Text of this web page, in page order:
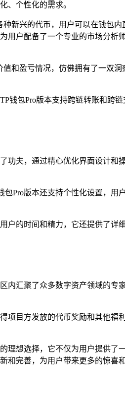
、个性化的需求。
新兴的代币，用户可以在钱包
用户配备了一个专业的市场分析
和盈亏情况，仿佛拥有了一双洞
钱包Pro版本支持跨链转账和跨
功夫，通过精心优化界面设计和
Pro版本还支持个性化设置，用
户的时间和精力，它还提供了详
内汇聚了众多数字资产领域的专
项目方发放的代币奖励和其他福
理想选择，它不仅为用户提供了
和完善，为用户带来更多的惊喜